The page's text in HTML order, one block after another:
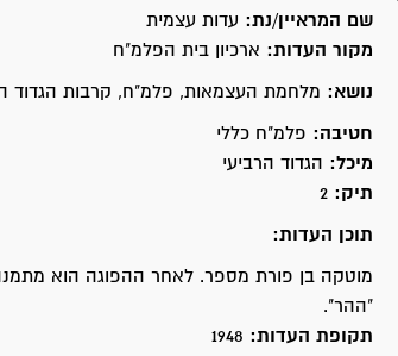
שם המראיין/נת: עדות עצמית
מקור העדות: ארכיון בית הפלמ"ח
נושא: מלחמת העצמאות, פלמ"ח, קרבות הגדוד
חטיבה: פלמ"ח כללי
מיכל: הגדוד הרביעי
תיק: 2
תוכן העדות:
מוטקה בן פורת מספר. לאחר ההפוגה הוא
"ההר".
תקופת העדות: 1948